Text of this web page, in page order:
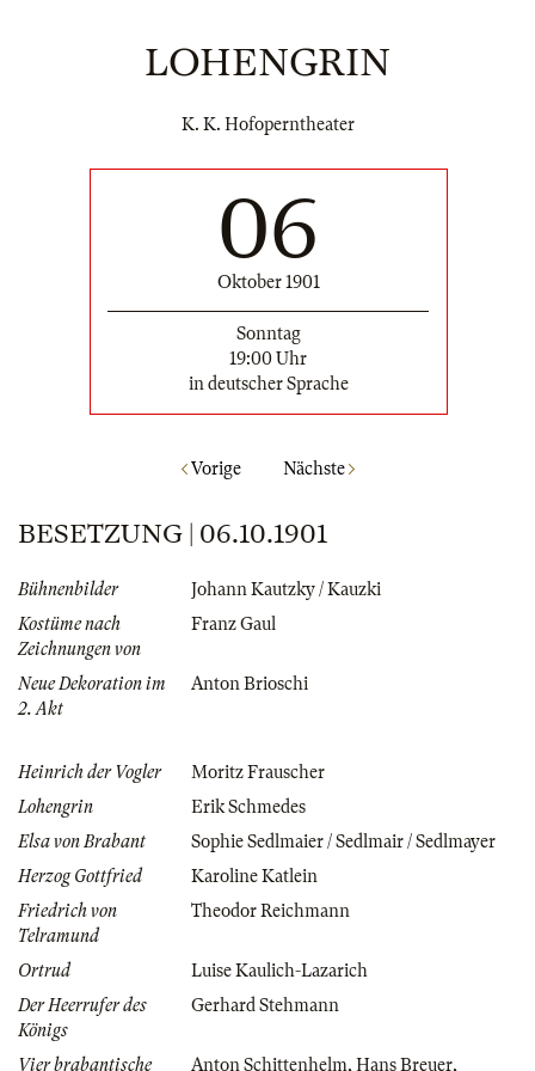
LOHENGRIN
K. K. Hofoperntheater
06
Oktober 1901
Sonntag
19:00 Uhr
in deutscher Sprache
Vorige Nächste
BESETZUNG | 06.10.1901
Bühnenbilder
Johann Kautzky / Kauzki
Kostüme nach
Zeichnungen von
Franz Gaul
Neue Dekoration im
2. Akt
Anton Brioschi
Heinrich der Vogler
Moritz Frauscher
Lohengrin
Erik Schmedes
Elsa von Brabant
Sophie Sedlmaier / Sedlmair / Sedlmayer
Herzog Gottfried
Karoline Katlein
Friedrich von
Telramund
Theodor Reichmann
Ortrud
Luise Kaulich-Lazarich
Der Heerrufer des
Königs
Gerhard Stehmann
Vier brabantische Anton Schittenhelm,Hans Breuer,